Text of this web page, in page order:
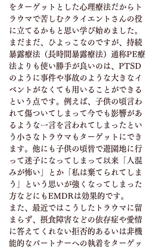
をターゲットとした心理療法だからト
ラウマで苦しむクライエントさんの役
に立てるかもと思い学び始めました。
まだまだ、ひよっこなのですが、持続
暴露療法（長時間暴露療法）通称PE療
法よりも使い勝手が良いのは、PTSD
のように事件や事故のような大きなイ
ベントがなくても用いることができる
という点です。例えば、子供の頃言わ
れて傷ついてしまって今でも影響があ
るような一言を言われてしまったとい
う小さなトラウマもターゲットにでき
ます。他にも子供の頃皆で遊園地に行
って迷子になってしまって以来「人混
みが怖い」とか「私は棄てられてしま
う」という思いが強くなってしまった
方などにもEMDRは効果的です。
また、最近ではこうしたトラウマに留
まらず、摂食障害などの依存症や愛情
に答えてくれない拒否的あるいは非機
能的なパートナーへの執着をターゲッ